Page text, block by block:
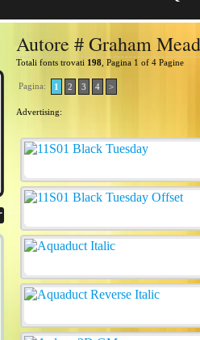
Autore # Graham
Totali fonts trovati 198 , Pagina 1 of 4 Pagine
Pagina: 1 2 3 4 >
Advertising: